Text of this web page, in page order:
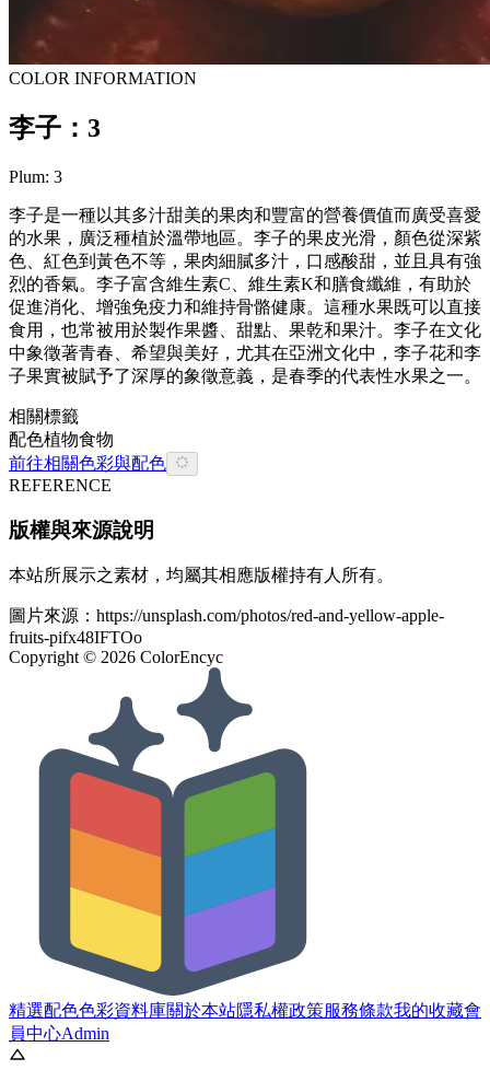
COLOR INFORMATION
李子：3
Plum: 3
李子是一種以其多汁甜美的果肉和豐富的營養價值而廣受喜愛
的水果，廣泛種植於溫帶地區。李子的果皮光滑，顏色從深紫
色、紅色到黃色不等，果肉細膩多汁，口感酸甜，並且具有強
烈的香氣。李子富含維生素C、維生素K和膳食纖維，有助於
促進消化、增強免疫力和維持骨骼健康。這種水果既可以直接
食用，也常被用於製作果醬、甜點、果乾和果汁。李子在文化
中象徵著青春、希望與美好，尤其在亞洲文化中，李子花和李
子果實被賦予了深厚的象徵意義，是春季的代表性水果之一。
相關標籤
配色植物食物
前往相關色彩與配色
REFERENCE
版權與來源說明
本站所展示之素材，均屬其相應版權持有人所有。
圖片來源： https://unsplash.com/photos/red-and-yellow-apple-
fruits-pifx48IFTOo
Copyright © 2026 ColorEncyc
精選配色色彩資料庫關於本站隱私權政策服務條款我的收藏會
員中心Admin